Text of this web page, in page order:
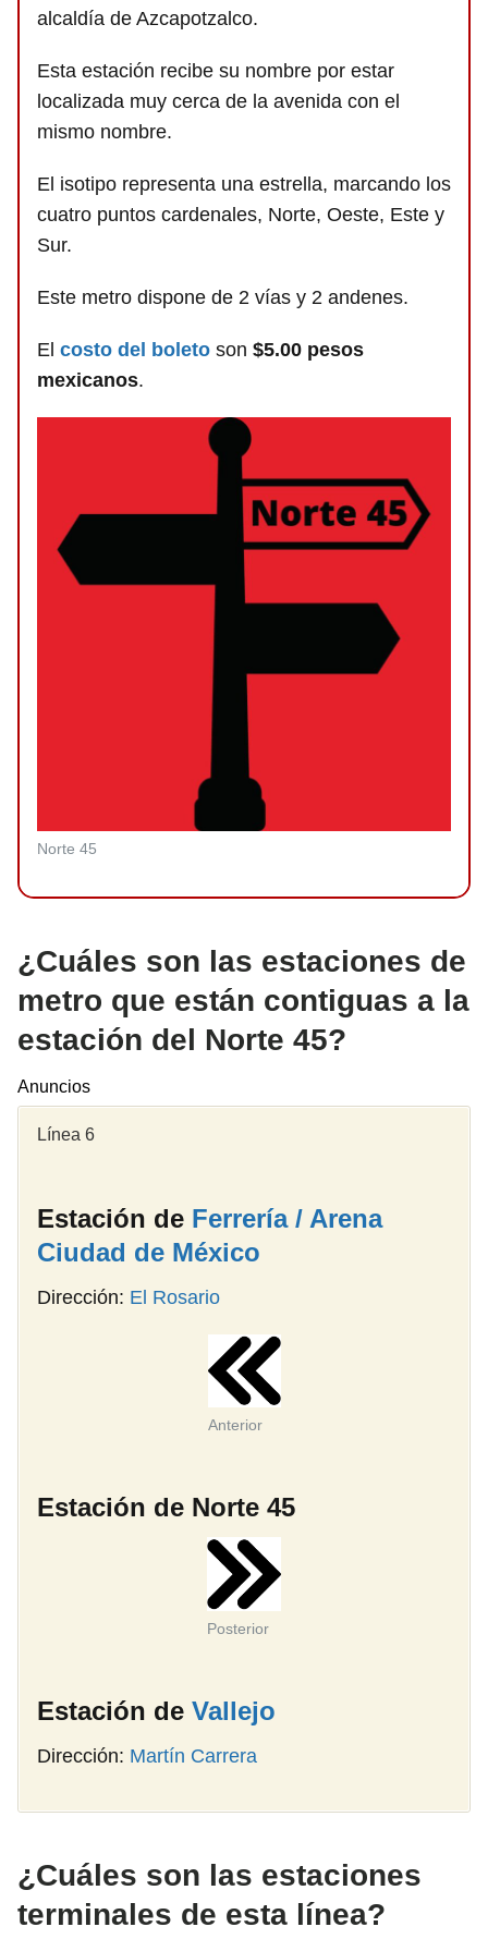
alcaldía de Azcapotzalco.
Esta estación recibe su nombre por estar
localizada muy cerca de la avenida con el
mismo nombre.
El isotipo representa una estrella, marcando los
cuatro puntos cardenales, Norte, Oeste, Este y
Sur.
Este metro dispone de 2 vías y 2 andenes.
El costo del boleto son $5.00 pesos
mexicanos.
Norte 45
¿Cuáles son las estaciones de
metro que están contiguas a la
estación del Norte 45?
Anuncios
Línea 6
Estación de Ferrería / Arena
Ciudad de México
Dirección: El Rosario
Anterior
Estación de Norte 45
Posterior
Estación de Vallejo
Dirección: Martín Carrera
¿Cuáles son las estaciones
terminales de esta línea?